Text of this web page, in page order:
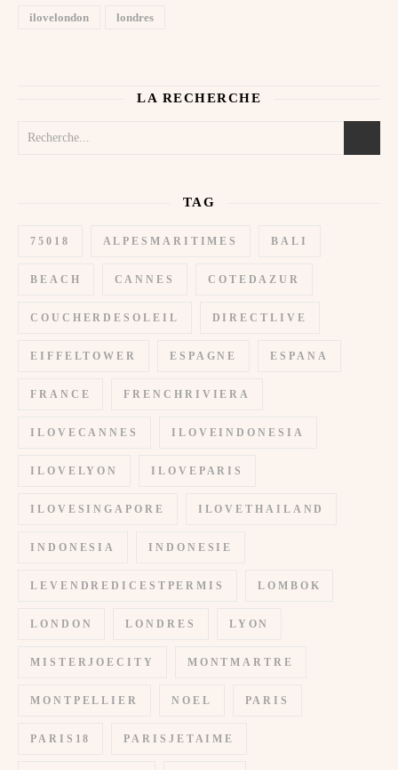
ilovelondon londres
LA RECHERCHE
TAG
75018 ALPESMARITIMES BALI
BEACH CANNES COTEDAZUR
COUCHERDESOLEIL DIRECTLIVE
EIFFELTOWER ESPAGNE ESPANA
FRANCE FRENCHRIVIERA
ILOVECANNES ILOVEINDONESIA
ILOVELYON ILOVEPARIS
ILOVESINGAPORE ILOVETHAILAND
INDONESIA INDONESIE
LEVENDREDICESTPERMIS LOMBOK
LONDON LONDRES LYON
MISTERJOECITY MONTMARTRE
MONTPELLIER NOEL PARIS
PARIS18 PARISJETAIME